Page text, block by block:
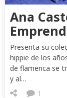
Ana
Presenta su
hippie de los
de flamenca se
y al…
1